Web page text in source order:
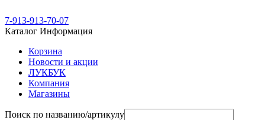
7-913-913-70-07
Каталог Информация
Корзина
Новости и акции
ЛУКБУК
Компания
Магазины
Поиск по названию/артикулу